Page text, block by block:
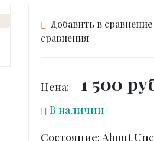
Добавить в сравнение
сравнения
Цена: 1 500
В наличии
Состояние: About